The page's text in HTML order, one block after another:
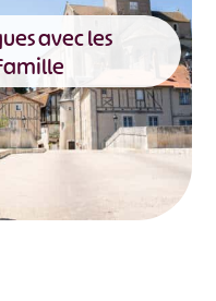
avec les